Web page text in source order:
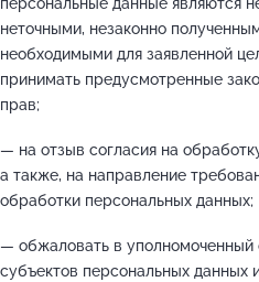
неточными, незаконно
необходимыми для заявленной
принимать предусмотренные
прав;
— на отзыв согласия на
а также, на направление
обработки персональных данных;
— обжаловать в уполномоченный
субъектов персональных данных